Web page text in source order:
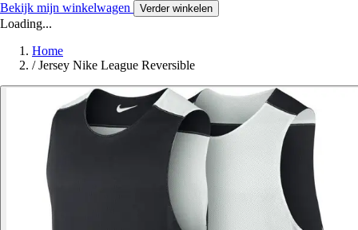
Bekijk mijn winkelwagen Verder winkelen
Loading...
Home
/ Jersey Nike League Reversible